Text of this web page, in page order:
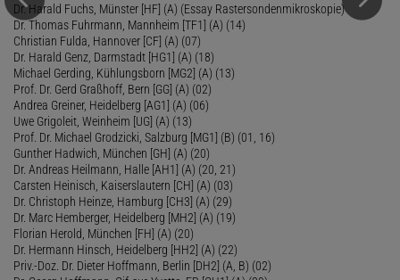
Dr. Harald Fuchs, Münster [HF] (A) (Essay Rastersondenmikroskopie)
Dr. Thomas Fuhrmann, Mannheim [TF1] (A) (14)
Christian Fulda, Hannover [CF] (A) (07)
Dr. Harald Genz, Darmstadt [HG1] (A) (18)
Michael Gerding, Kühlungsborn [MG2] (A) (13)
Prof. Dr. Gerd Graßhoff, Bern [GG] (A) (02)
Andrea Greiner, Heidelberg [AG1] (A) (06)
Uwe Grigoleit, Weinheim [UG] (A) (13)
Prof. Dr. Michael Grodzicki, Salzburg [MG1] (B) (01, 16)
Gunther Hadwich, München [GH] (A) (20)
Dr. Andreas Heilmann, Halle [AH1] (A) (20, 21)
Carsten Heinisch, Kaiserslautern [CH] (A) (03)
Dr. Christoph Heinze, Hamburg [CH3] (A) (29)
Dr. Marc Hemberger, Heidelberg [MH2] (A) (19)
Florian Herold, München [FH] (A) (20)
Dr. Hermann Hinsch, Heidelberg [HH2] (A) (22)
Priv.-Doz. Dr. Dieter Hoffmann, Berlin [DH2] (A, B) (02)